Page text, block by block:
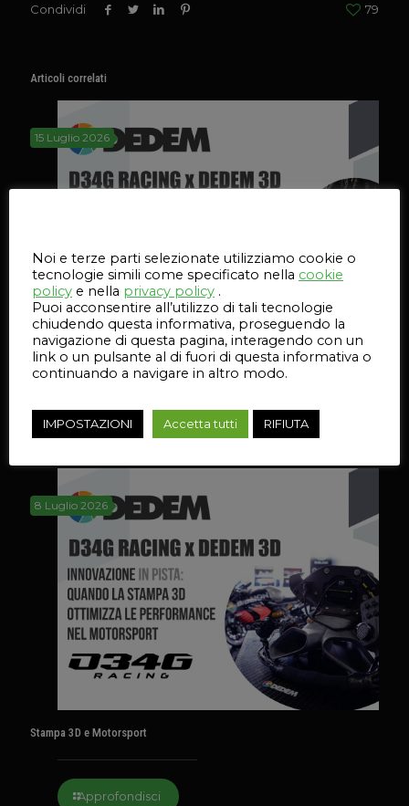
Condividi 79
Articoli correlati
15 Luglio 2026
Il supporto batteria stampato da Dedem 3D
Approfondisci
8 Luglio 2026
Stampa 3D e Motorsport
Approfondisci
Noi e terze parti selezionate utilizziamo cookie o
tecnologie simili come specificato nella cookie
policy e nella privacy policy .
Puoi acconsentire all’utilizzo di tali tecnologie
chiudendo questa informativa, proseguendo la
navigazione di questa pagina, interagendo con un
link o un pulsante al di fuori di questa informativa o
continuando a navigare in altro modo.
IMPOSTAZIONI Accetta tutti RIFIUTA